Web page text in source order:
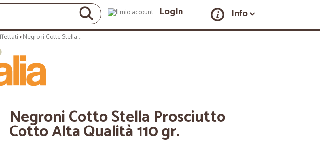
LogIn Info
Negroni Cotto Stella Prosciutto Cotto Alta Qualità 110 gr.
Negroni Cotto Stella Prosciutto
Cotto Alta Qualità 110 gr.